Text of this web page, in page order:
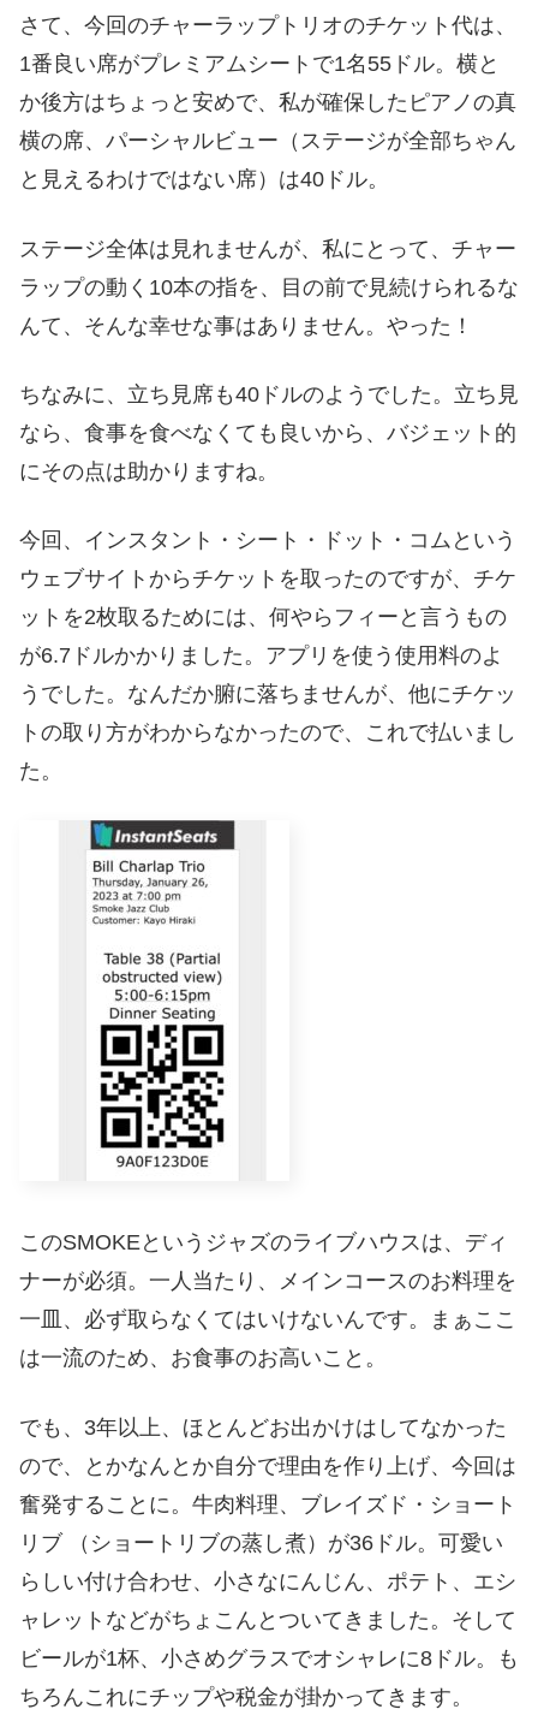
さて、今回のチャーラップトリオのチケット代は、
1番良い席がプレミアムシートで1名55ドル。横と
か後方はちょっと安めで、私が確保したピアノの真
横の席、パーシャルビュー（ステージが全部ちゃん
と見えるわけではない席）は40ドル。
ステージ全体は見れませんが、私にとって、チャー
ラップの動く10本の指を、目の前で見続けられるな
んて、そんな幸せな事はありません。やった！
ちなみに、立ち見席も40ドルのようでした。立ち見
なら、食事を食べなくても良いから、バジェット的
にその点は助かりますね。
今回、インスタント・シート・ドット・コムという
ウェブサイトからチケットを取ったのですが、チケ
ットを2枚取るためには、何やらフィーと言うもの
が6.7ドルかかりました。アプリを使う使用料のよ
うでした。なんだか腑に落ちませんが、他にチケッ
トの取り方がわからなかったので、これで払いまし
た。
このSMOKEというジャズのライブハウスは、ディ
ナーが必須。一人当たり、メインコースのお料理を
一皿、必ず取らなくてはいけないんです。まぁここ
は一流のため、お食事のお高いこと。
でも、3年以上、ほとんどお出かけはしてなかった
ので、とかなんとか自分で理由を作り上げ、今回は
奮発することに。牛肉料理、ブレイズド・ショート
リブ （ショートリブの蒸し煮）が36ドル。可愛い
らしい付け合わせ、小さなにんじん、ポテト、エシ
ャレットなどがちょこんとついてきました。そして
ビールが1杯、小さめグラスでオシャレに8ドル。も
ちろんこれにチップや税金が掛かってきます。